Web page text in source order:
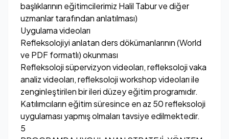
başlıklarının eğitimcilerimiz Halil Tabur ve diğer
uzmanlar tarafından anlatılması)
Uygulama videoları
Refleksolojiyi anlatan ders dökümanlarının (World
ve PDF formatlı) okunması
Refleksoloji süpervizyon videoları, refleksoloji vaka
analiz videoları, refleksoloji workshop videoları ile
zenginleştirilen bir ileri düzey eğitim programıdır.
Katılımcıların eğitim süresince en az 50 refleksoloji
uygulaması yapmış olmaları tavsiye edilmektedir.
5